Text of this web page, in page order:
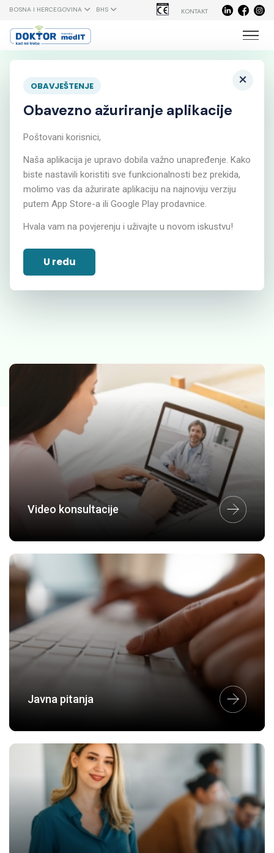
BOSNA I HERCEGOVINA BHS KONTAKT
×
OBAVJEŠTENJE
Obavezno ažuriranje aplikacije
Poštovani korisnici,
Naša aplikacija je upravo dobila važno unapređenje. Kako
biste nastavili koristiti sve funkcionalnosti bez prekida,
molimo vas da ažurirate aplikaciju na najnoviju verziju
putem App Store-a ili Google Play prodavnice.
Hvala vam na povjerenju i uživajte u novom iskustvu!
U redu
Online
komuniciraj sa
svojim doktorom
bilo kada, bilo gdje
Video konsultacije
Javna pitanja